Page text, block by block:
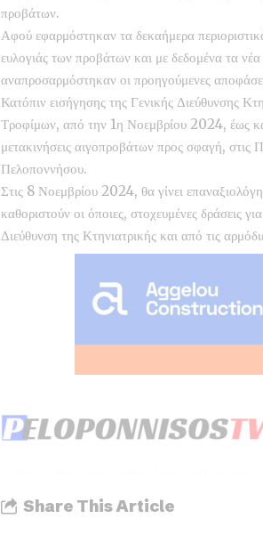
προβάτων.
Αφού εφαρμόστηκαν τα δεκαήμερα
ευλογιάς των προβάτων και με δεδομένα τα
αναπροσαρμόστηκαν οι προηγούμενες
Κατόπιν εισήγησης της Γενικής Διεύθυνσης
Τροφίμων, από την 1η Νοεμβρίου 2024,
μετακινήσεις αιγοπροβάτων προς σφαγή, στις
Πελοποννήσου.
Στις 8 Νοεμβρίου 2024, θα γίνει
καθοριστούν οι όποιες, στοχευμένες δράσεις
Διεύθυνση της Κτηνιατρικής και από τις
Share This Article